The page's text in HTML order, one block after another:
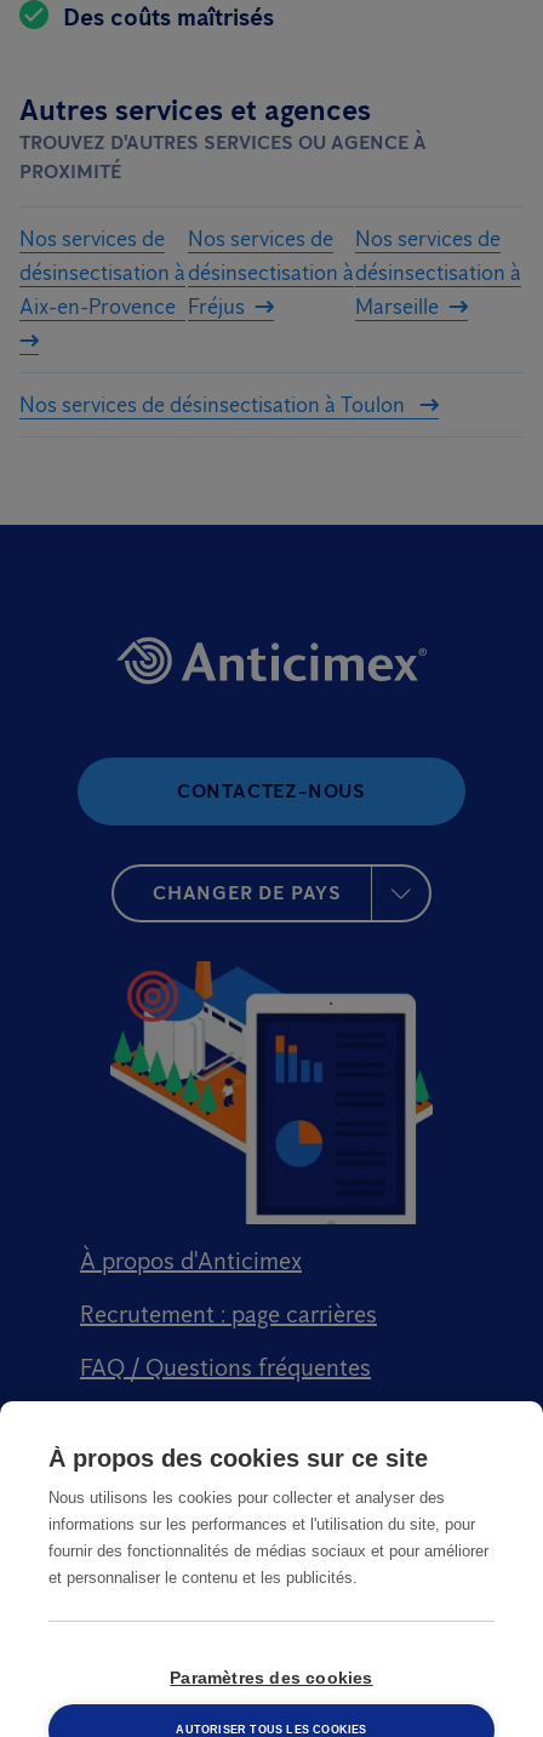
Des coûts maîtrisés
Autres services et agences
TROUVEZ D'AUTRES SERVICES OU AGENCE À
PROXIMITÉ
Nos services de
désinsectisation à
Aix-en-Provence
Nos services de
désinsectisation à
Fréjus
Nos services de
désinsectisation à
Marseille
Nos services de désinsectisation à Toulon
CONTACTEZ-NOUS
CHANGER DE PAYS
À propos d'Anticimex
Recrutement : page carrières
FAQ / Questions fréquentes
Conditions générales de vente CGPS
CGU
À propos des cookies sur ce site
Nous utilisons les cookies pour collecter et analyser des
informations sur les performances et l'utilisation du site, pour
fournir des fonctionnalités de médias sociaux et pour améliorer
et personnaliser le contenu et les publicités.
Paramètres des cookies
AUTORISER TOUS LES COOKIES